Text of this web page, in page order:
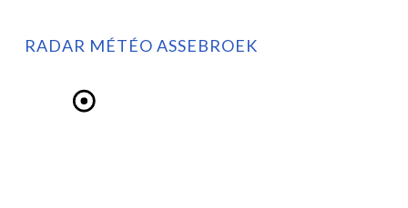
RADAR MÉTÉO ASSEBROEK